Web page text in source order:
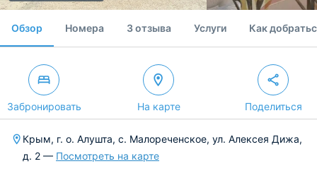
Обзор Номера 3 отзыва Услуги Как
Забронировать На карте Поделиться
Крым, г. о. Алушта, с. Малореченское, ул. Алексея Дижа,
д. 2 — Посмотреть на карте